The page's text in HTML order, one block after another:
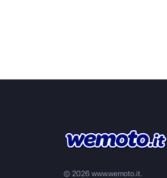
© 2026 www.wemoto.it.